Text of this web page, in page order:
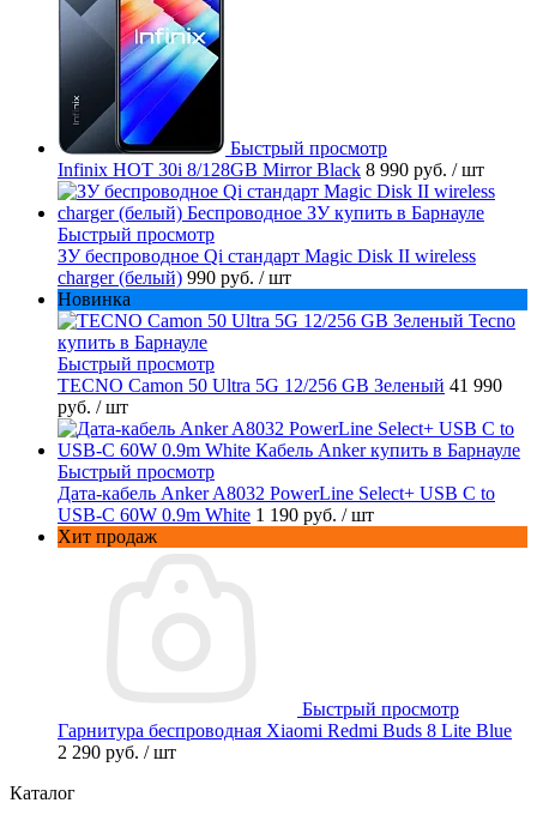
Быстрый просмотр
Infinix HOT 30i 8/128GB Mirror Black 8 990 руб. / шт
Быстрый просмотр
ЗУ беспроводное Qi стандарт Magic Disk II wireless
charger (белый) 990 руб. / шт
Новинка
Быстрый просмотр
TECNO Camon 50 Ultra 5G 12/256 GB Зеленый 41 990
руб. / шт
Быстрый просмотр
Дата-кабель Anker A8032 PowerLine Select+ USB C to
USB-C 60W 0.9m White 1 190 руб. / шт
Хит продаж
Быстрый просмотр
Гарнитура беспроводная Xiaomi Redmi Buds 8 Lite Blue
2 290 руб. / шт
Каталог